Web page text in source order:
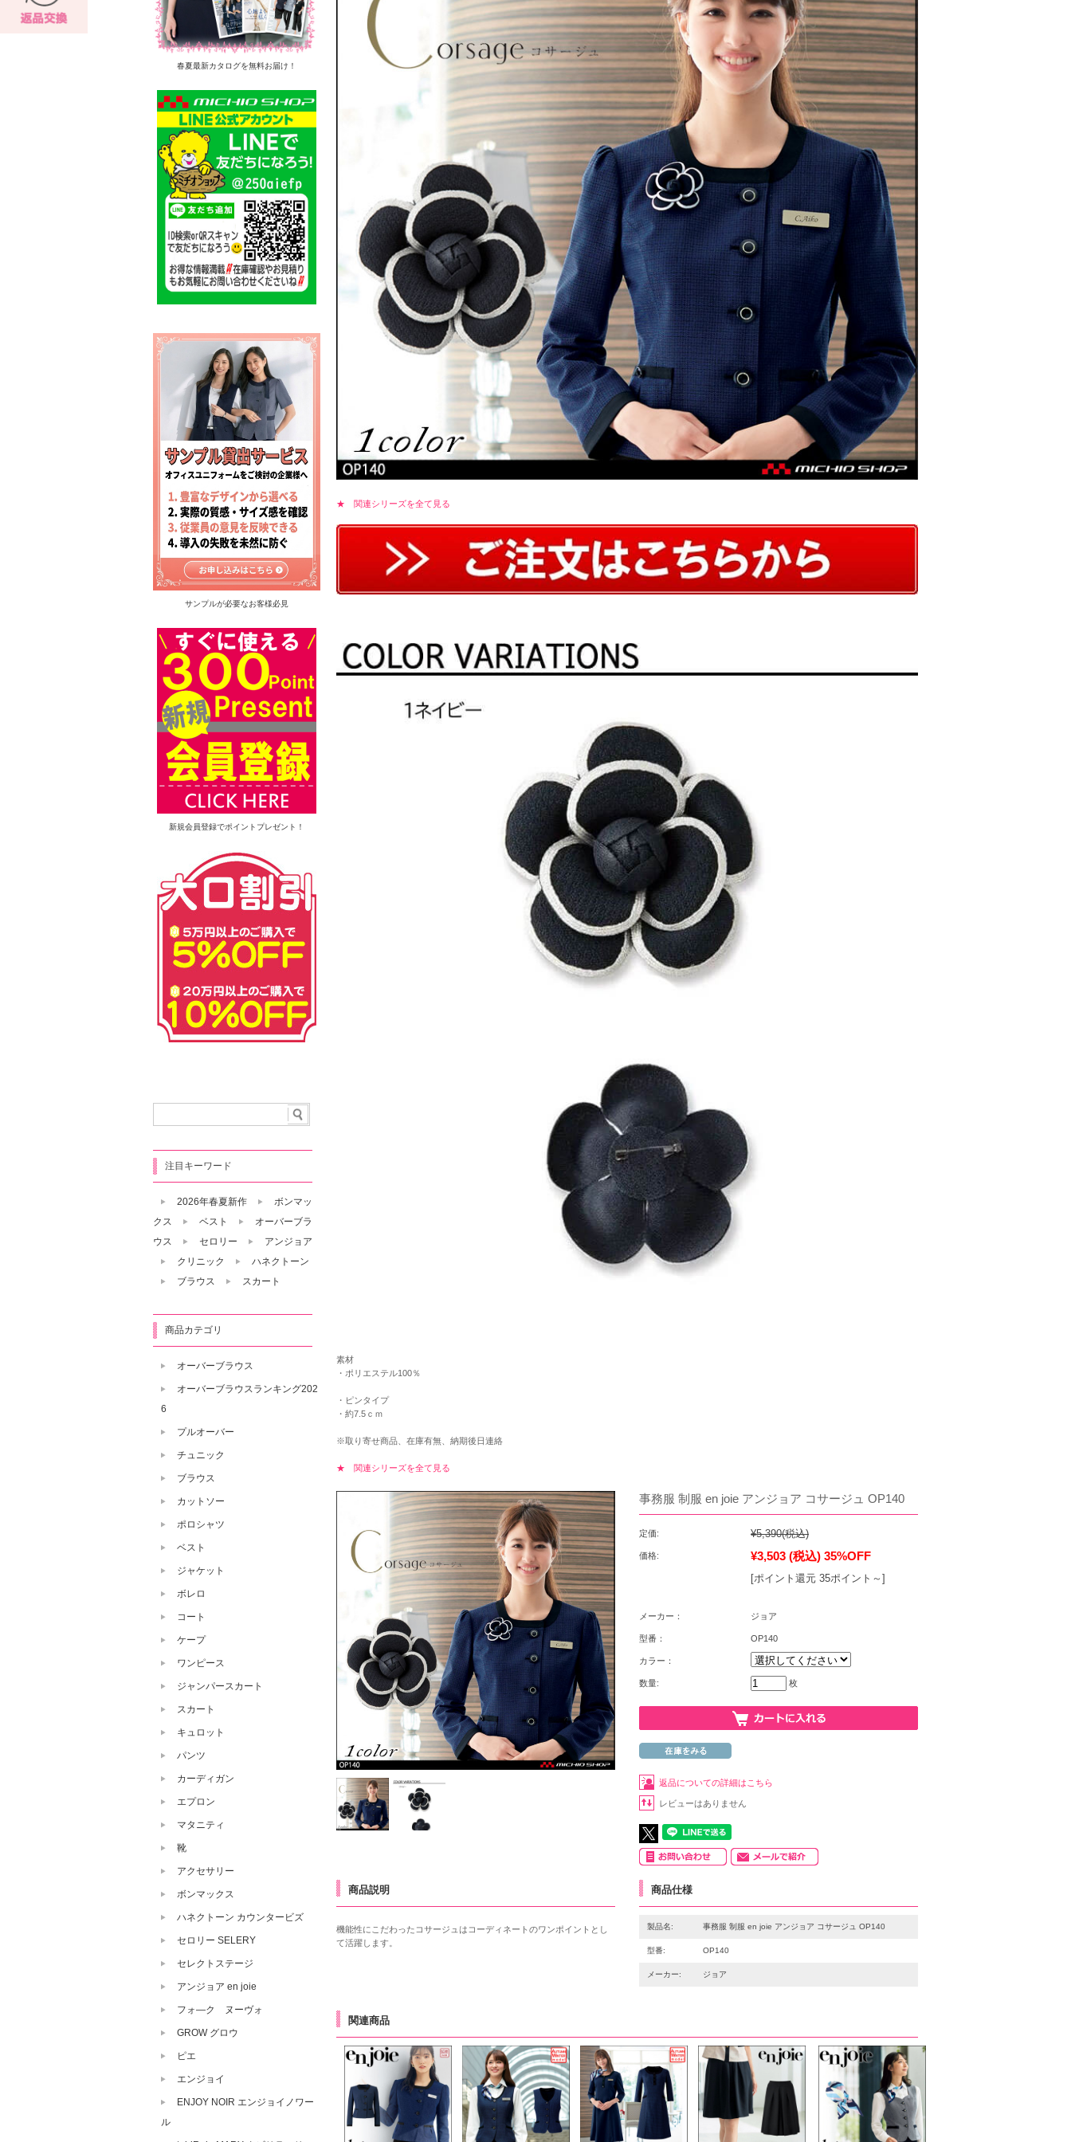
★ 関連シリーズを全て見る
素材
・ポリエステル100％
・ピンタイプ
・約7.5ｃｍ
※取り寄せ商品、在庫有無、納期後日連絡
★ 関連シリーズを全て見る
事務服 制服 en joie アンジョア コサージュ OP140
定価: ¥5,390(税込)
価格: ¥3,503 (税込) 35%OFF
[ポイント還元 35ポイント～]
メーカー： ジョア
型番： OP140
カラー：
数量: 枚
返品についての詳細はこちら
レビューはありません
商品説明
機能性にこだわったコサージュはコーディネートのワンポイントとし
て活躍します。
商品仕様
製品名: 事務服 制服 en joie アンジョア コサージュ OP140
型番: OP140
メーカー: ジョア
関連商品
春夏最新カタログを無料お届け！
サンプルが必要なお客様必見
新規会員登録でポイントプレゼント！
注目キーワード
2026年春夏新作
ボンマッ
クス
ベスト
オーバーブラ
ウス
セロリー
アンジョア
クリニック
ハネクトーン
ブラウス
スカート
商品カテゴリ
オーバーブラウス
オーバーブラウスランキング202
6
プルオーバー
チュニック
ブラウス
カットソー
ポロシャツ
ベスト
ジャケット
ボレロ
コート
ケープ
ワンピース
ジャンパースカート
スカート
キュロット
パンツ
カーディガン
エプロン
マタニティ
靴
アクセサリー
ボンマックス
ハネクトーン カウンタービズ
セロリー SELERY
セレクトステージ
アンジョア en joie
フォ―ク ヌーヴォ
GROW グロウ
ピエ
エンジョイ
ENJOY NOIR エンジョイノワー
ル